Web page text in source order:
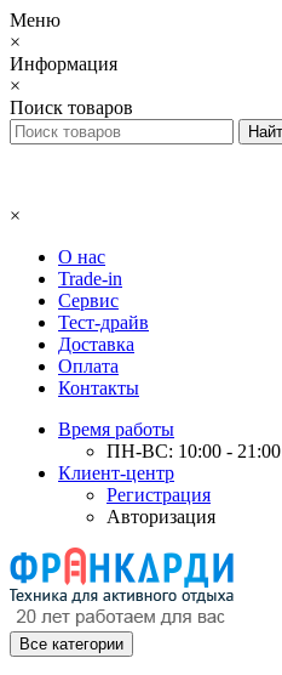
Меню
×
Информация
×
Поиск товаров
×
О нас
Trade-in
Сервис
Тест-драйв
Доставка
Оплата
Контакты
Время работы
ПН-ВС: 10:00 - 21:00
Клиент-центр
Регистрация
Авторизация
Все категории